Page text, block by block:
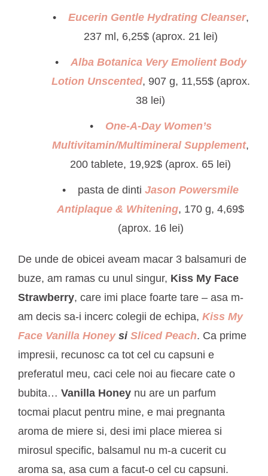
Eucerin Gentle Hydrating Cleanser,
237 ml, 6,25$ (aprox. 21 lei)
Alba Botanica Very Emolient Body
Lotion Unscented, 907 g, 11,55$ (aprox.
38 lei)
One-A-Day Women’s
Multivitamin/Multimineral Supplement,
200 tablete, 19,92$ (aprox. 65 lei)
pasta de dinti Jason Powersmile
Antiplaque & Whitening, 170 g, 4,69$
(aprox. 16 lei)
De unde de obicei aveam macar 3 balsamuri de
buze, am ramas cu unul singur, Kiss My Face
Strawberry, care imi place foarte tare – asa m-
am decis sa-i incerc colegii de echipa, Kiss My
Face Vanilla Honeysi Sliced Peach. Ca prime
impresii, recunosc ca tot cel cu capsuni e
preferatul meu, caci cele noi au fiecare cate o
bubita… Vanilla Honey nu are un parfum
tocmai placut pentru mine, e mai pregnanta
aroma de miere si, desi imi place mierea si
mirosul specific, balsamul nu m-a cucerit cu
aroma sa, asa cum a facut-o cel cu capsuni.